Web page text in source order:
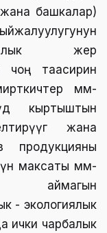
башкалар)
жер
чоң таасирин
мөмө-
кыртыштын
жана
продукцияны
максаты мөмө-
аймагын
- экологиялык
ички чарбалык